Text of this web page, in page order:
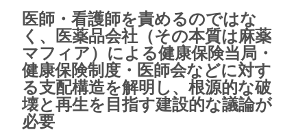
医師・看護師を責めるのではな
く、医薬品会社（その本質は麻薬
マフィア）による健康保険当局・
健康保険制度・医師会などに対す
る支配構造を解明し、根源的な破
壊と再生を目指す建設的な議論が
必要